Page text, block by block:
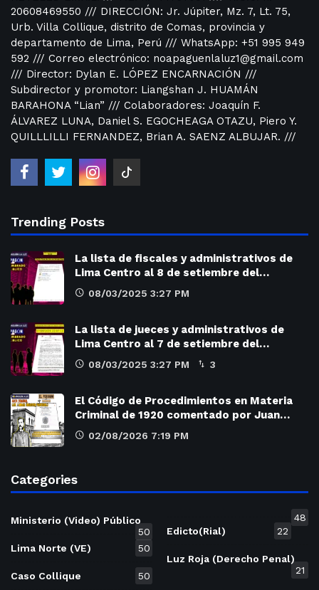
20608469550 /// DIRECCIÓN: Jr. Júpiter, Mz. 7, Lt. 75,
Urb. Villa Collique, distrito de Comas, provincia y
departamento de Lima, Perú /// WhatsApp: +51 995 949
592 /// Correo electrónico: noapaguenlaluz1@gmail.com
/// Director: Dylan E. LÓPEZ ENCARNACIÓN ///
Subdirector y promotor: Liangshan J. HUAMÁN
BARAHONA “Lian” /// Colaboradores: Joaquín F.
ÁLVAREZ LUNA, Daniel S. EGOCHEAGA OTAZU, Piero Y.
QUILLLILLI FERNANDEZ, Brian A. SAENZ ALBUJAR. ///
Trending Posts
La lista de fiscales y administrativos de
Lima Centro al 8 de setiembre del…
08/03/2025 3:27 PM
La lista de jueces y administrativos de
Lima Centro al 7 de setiembre del…
08/03/2025 3:27 PM 3
El Código de Procedimientos en Materia
Criminal de 1920 comentado por Juan…
02/08/2026 7:19 PM
Categories
Ministerio (Video) Público
50
Lima Norte (VE)
50
Caso Collique 50
48
Edicto(Rial)
22
Luz Roja (Derecho Penal)
21